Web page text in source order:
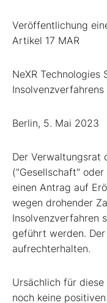
Veröffentlichung
Artikel 17 MAR
NeXR Technologies
Berlin, 5. Mai 2023
Der Verwaltungsrat
("Gesellschaft" oder
einen Antrag auf
wegen drohender
Insolvenzverfahren
geführt werden.
aufrechterhalten.
Ursächlich für diese
noch keine